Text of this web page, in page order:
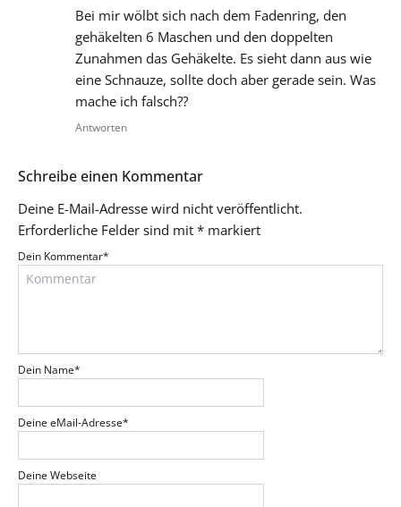
Bei mir wölbt sich nach dem Fadenring, den
gehäkelten 6 Maschen und den doppelten
Zunahmen das Gehäkelte. Es sieht dann aus wie
eine Schnauze, sollte doch aber gerade sein. Was
mache ich falsch??
Antworten
Schreibe einen Kommentar
Deine E-Mail-Adresse wird nicht veröffentlicht.
Erforderliche Felder sind mit * markiert
Dein Kommentar*
Dein Name*
Deine eMail-Adresse*
Deine Webseite